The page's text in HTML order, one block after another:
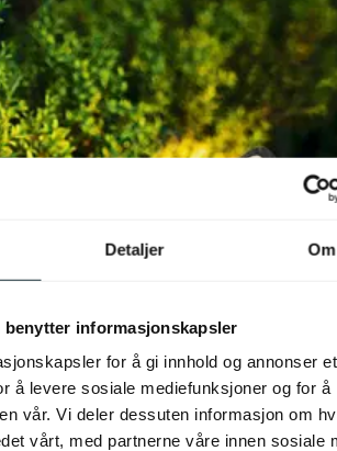
Detaljer Om
benytter informasjonskapsler
for å gi innhold og annonser et
å levere sosiale mediefunksjoner og for å
vår. Vi deler dessuten informasjon om
vårt, med partnerne våre innen sosiale